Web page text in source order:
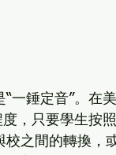
一錘定音”。在
，只要學生按
之間的轉換，